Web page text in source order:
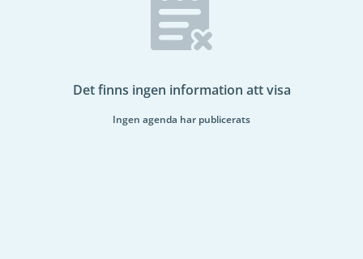
Det finns ingen information att visa
Ingen agenda har publicerats